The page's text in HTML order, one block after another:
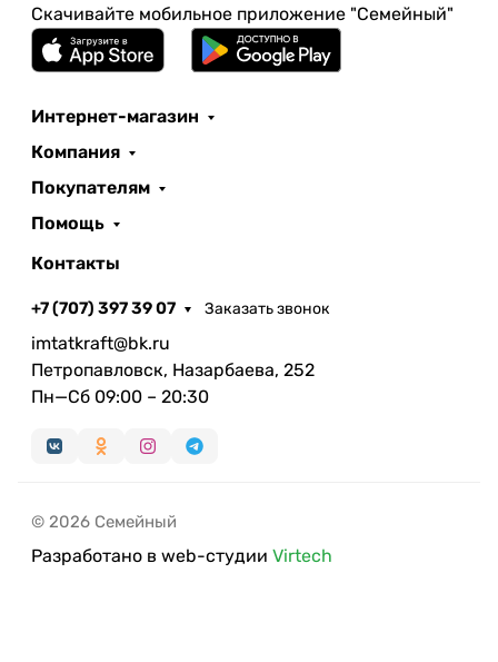
Скачивайте мобильное приложение "Семейный"
Интернет-магазин
Компания
Покупателям
Помощь
Контакты
+7 (707) 397 39 07 Заказать звонок
imtatkraft@bk.ru
Петропавловск, Назарбаева, 252
Пн—Сб 09:00 – 20:30
© 2026 Семейный
Разработано в web-студии Virtech